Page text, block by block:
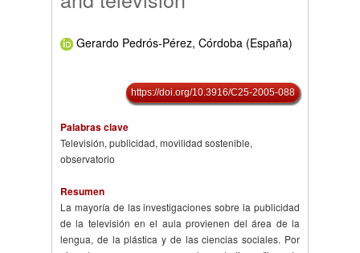
Gerardo Pedrós-Pérez, Córdoba (España)
https://doi.org/10.3916/C25-2005-088
Palabras clave
Televisión, publicidad, movilidad sostenible,
observatorio
Resumen
La mayoría de las investigaciones sobre la publicidad
de la televisión en el aula provienen del área de la
lengua, de la plástica y de las ciencias sociales. Por